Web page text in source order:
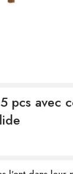
pcs avec